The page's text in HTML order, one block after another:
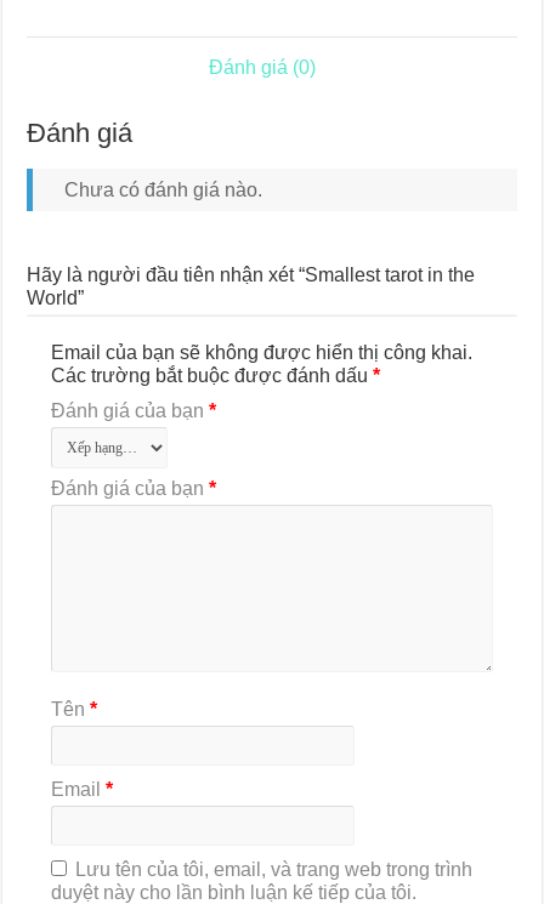
Đánh giá (0)
Đánh giá
Chưa có đánh giá nào.
Hãy là người đầu tiên nhận xét “Smallest tarot in the
World”
Email của bạn sẽ không được hiển thị công khai.
Các trường bắt buộc được đánh dấu*
Đánh giá của bạn*
Đánh giá của bạn*
Tên*
Email*
Lưu tên của tôi, email, và trang web trong trình
duyệt này cho lần bình luận kế tiếp của tôi.